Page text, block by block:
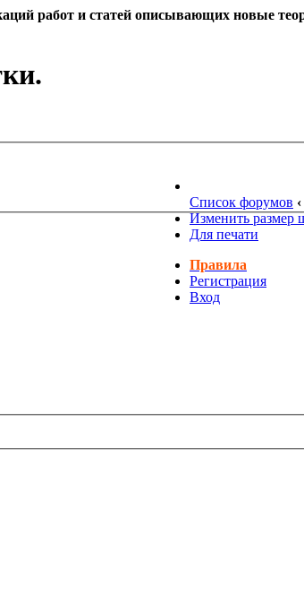
работ и статей описывающих новые
НОВОСТИ
Список форумов ‹
Изменить размер
Для печати
Правила
Регистрация
Вход